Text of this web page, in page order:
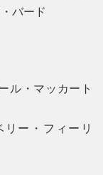
バード
ル・マッカート
ー・フィーリ